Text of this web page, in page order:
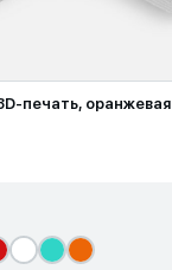
печать, оранжевая